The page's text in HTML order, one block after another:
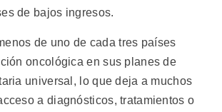
de bajos ingresos.
de uno de cada tres países
oncológica en sus planes de
universal, lo que deja a muchos
a diagnósticos, tratamientos o